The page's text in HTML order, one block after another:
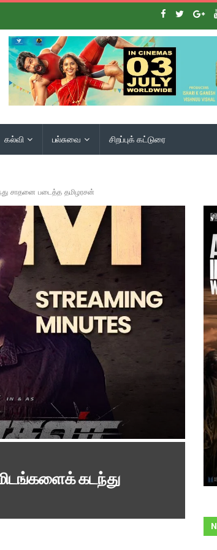
கல்வி பல்சுவை சிறப்புக் கட்டுரை
சாதனை படைத்த தமிழரசன்
கடந்து